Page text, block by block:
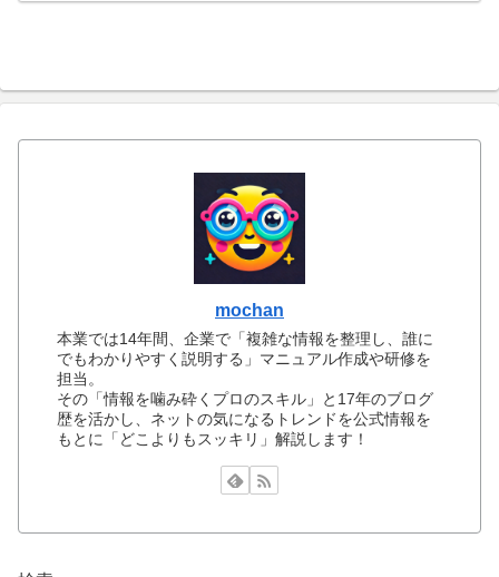
mochan
本業では14年間、企業で「複雑な情報を整理し、誰に
でもわかりやすく説明する」マニュアル作成や研修を
担当。
その「情報を噛み砕くプロのスキル」と17年のブログ
歴を活かし、ネットの気になるトレンドを公式情報を
もとに「どこよりもスッキリ」解説します！